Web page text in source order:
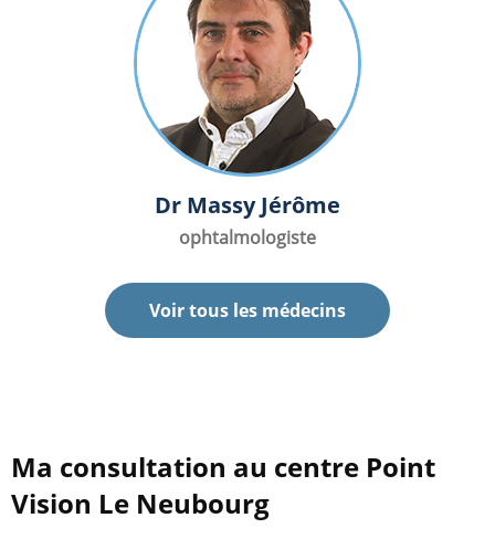
Dr Massy Jérôme
ophtalmologiste
Voir tous les médecins
Ma consultation au centre Point
Vision Le Neubourg